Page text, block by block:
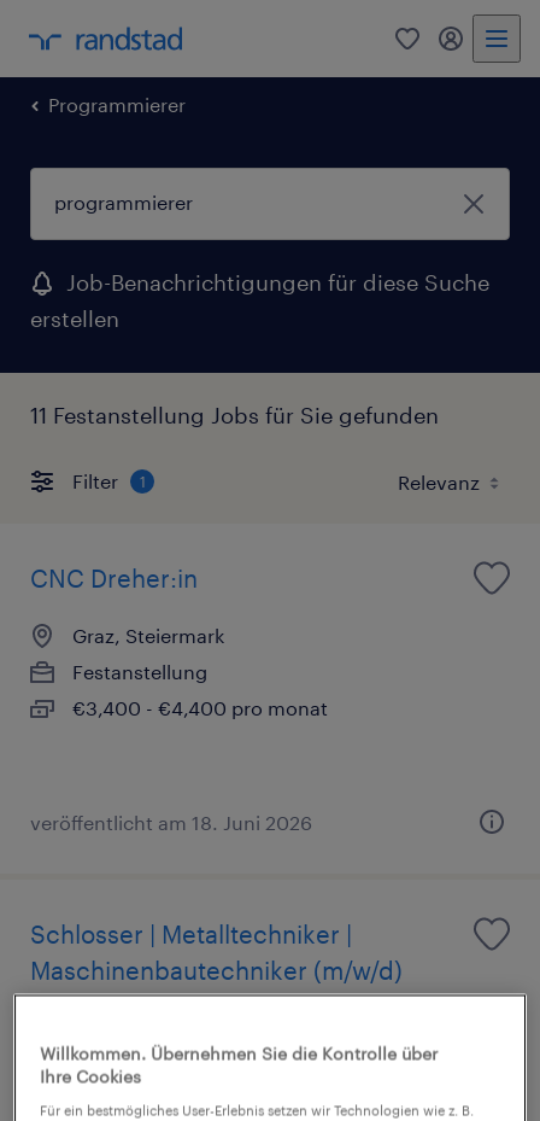
0 Mein
Programmierer
Job-Benachrichtigungen für diese Suche
erstellen
11 Festanstellung Jobs für Sie gefunden
Filter 1
CNC Dreher:in
Graz, Steiermark
Festanstellung
€3,400 - €4,400 pro monat
veröffentlicht am 18. Juni 2026
Schlosser | Metalltechniker |
Maschinenbautechniker (m/w/d)
Festanstellung
€3,000 pro monat, verhandlungsfähig
Willkommen. Übernehmen Sie die Kontrolle über
Ihre Cookies
Für ein bestmögliches User-Erlebnis setzen wir Technologien wie z. B.